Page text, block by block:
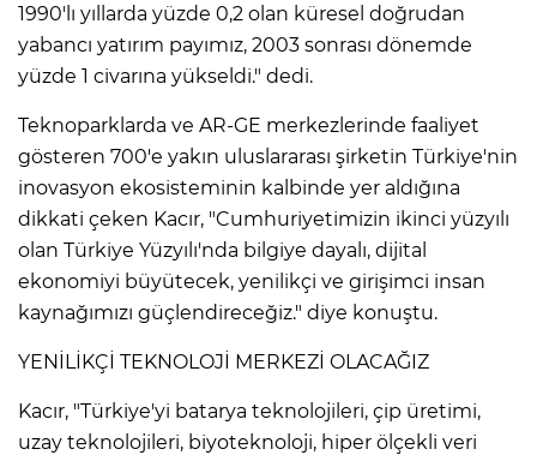
1990'lı yıllarda yüzde 0,2 olan küresel doğrudan
yabancı yatırım payımız, 2003 sonrası dönemde
yüzde 1 civarına yükseldi." dedi.
Teknoparklarda ve AR-GE merkezlerinde faaliyet
gösteren 700'e yakın uluslararası şirketin Türkiye'nin
inovasyon ekosisteminin kalbinde yer aldığına
dikkati çeken Kacır, "Cumhuriyetimizin ikinci yüzyılı
olan Türkiye Yüzyılı'nda bilgiye dayalı, dijital
ekonomiyi büyütecek, yenilikçi ve girişimci insan
kaynağımızı güçlendireceğiz." diye konuştu.
YENİLİKÇİ TEKNOLOJİ MERKEZİ OLACAĞIZ
Kacır, "Türkiye'yi batarya teknolojileri, çip üretimi,
uzay teknolojileri, biyoteknoloji, hiper ölçekli veri